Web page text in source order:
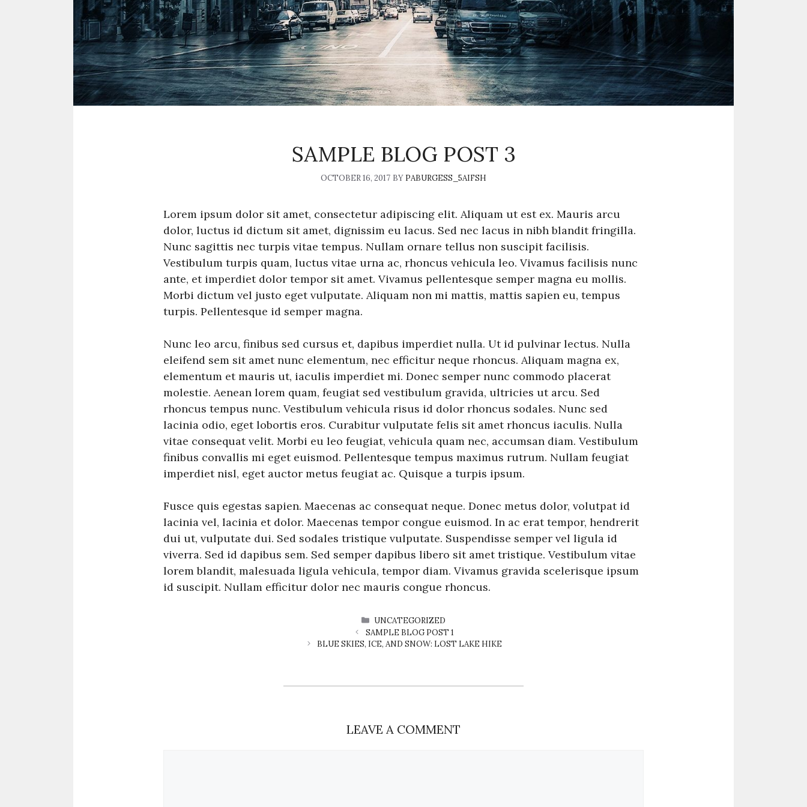
SAMPLE BLOG POST 3
OCTOBER 16, 2017 BY PABURGESS_5AIFSH
Lorem ipsum dolor sit amet, consectetur adipiscing elit. Aliquam ut est ex. Mauris arcu
dolor, luctus id dictum sit amet, dignissim eu lacus. Sed nec lacus in nibh blandit fringilla.
Nunc sagittis nec turpis vitae tempus. Nullam ornare tellus non suscipit facilisis.
Vestibulum turpis quam, luctus vitae urna ac, rhoncus vehicula leo. Vivamus facilisis nunc
ante, et imperdiet dolor tempor sit amet. Vivamus pellentesque semper magna eu mollis.
Morbi dictum vel justo eget vulputate. Aliquam non mi mattis, mattis sapien eu, tempus
turpis. Pellentesque id semper magna.
Nunc leo arcu, finibus sed cursus et, dapibus imperdiet nulla. Ut id pulvinar lectus. Nulla
eleifend sem sit amet nunc elementum, nec efficitur neque rhoncus. Aliquam magna ex,
elementum et mauris ut, iaculis imperdiet mi. Donec semper nunc commodo placerat
molestie. Aenean lorem quam, feugiat sed vestibulum gravida, ultricies ut arcu. Sed
rhoncus tempus nunc. Vestibulum vehicula risus id dolor rhoncus sodales. Nunc sed
lacinia odio, eget lobortis eros. Curabitur vulputate felis sit amet rhoncus iaculis. Nulla
vitae consequat velit. Morbi eu leo feugiat, vehicula quam nec, accumsan diam. Vestibulum
finibus convallis mi eget euismod. Pellentesque tempus maximus rutrum. Nullam feugiat
imperdiet nisl, eget auctor metus feugiat ac. Quisque a turpis ipsum.
Fusce quis egestas sapien. Maecenas ac consequat neque. Donec metus dolor, volutpat id
lacinia vel, lacinia et dolor. Maecenas tempor congue euismod. In ac erat tempor, hendrerit
dui ut, vulputate dui. Sed sodales tristique vulputate. Suspendisse semper vel ligula id
viverra. Sed id dapibus sem. Sed semper dapibus libero sit amet tristique. Vestibulum vitae
lorem blandit, malesuada ligula vehicula, tempor diam. Vivamus gravida scelerisque ipsum
id suscipit. Nullam efficitur dolor nec mauris congue rhoncus.
CATEGORIES
UNCATEGORIZED
SAMPLE BLOG POST 1
BLUE SKIES, ICE, AND SNOW: LOST LAKE HIKE
LEAVE A COMMENT